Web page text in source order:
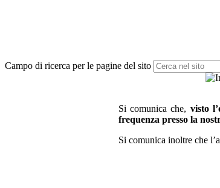
Campo di ricerca per le pagine del sito
Si comunica che, visto
frequenza presso la
Si comunica inoltre che